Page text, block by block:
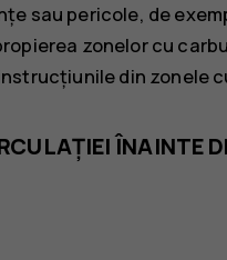
sau pericole, de
zonelor cu
din zonele
ÎNAINTE